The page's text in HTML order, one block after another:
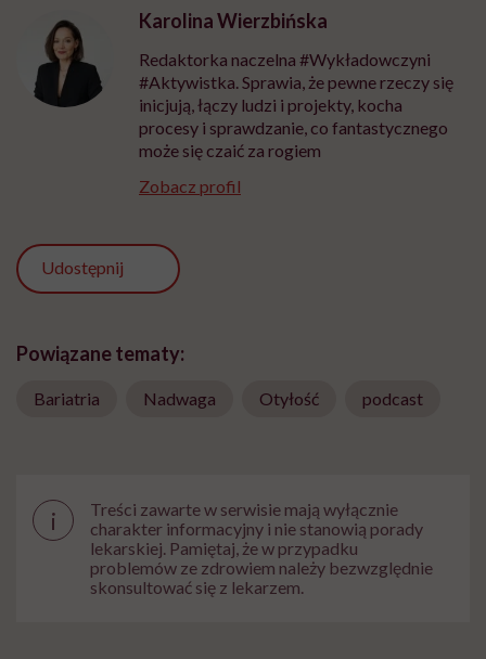
Karolina Wierzbińska
Redaktorka naczelna #Wykładowczyni
#Aktywistka. Sprawia, że pewne rzeczy się
inicjują, łączy ludzi i projekty, kocha
procesy i sprawdzanie, co fantastycznego
może się czaić za rogiem
Zobacz profil
Udostępnij
Powiązane tematy:
Bariatria Nadwaga Otyłość podcast
i
Treści zawarte w serwisie mają wyłącznie
charakter informacyjny i nie stanowią porady
lekarskiej. Pamiętaj, że w przypadku
problemów ze zdrowiem należy bezwzględnie
skonsultować się z lekarzem.